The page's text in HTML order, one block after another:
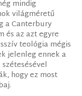
mindig
világméretű
a Canterbury
és az azt egyre
teológia mégis
jelenleg ennek a
hogy ez most